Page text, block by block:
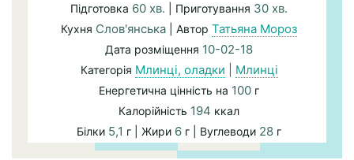
Підготовка 60 хв. | Приготування 30 хв.
Кухня Слов'янська | Автор Татьяна Мороз
Дата розміщення 10-02-18
Категорія Млинці, оладки Млинці
Енергетична цінність на 100 г
Калорійність 194 ккал
Білки 5,1 г | Жири 6 г | Вуглеводи 28 г